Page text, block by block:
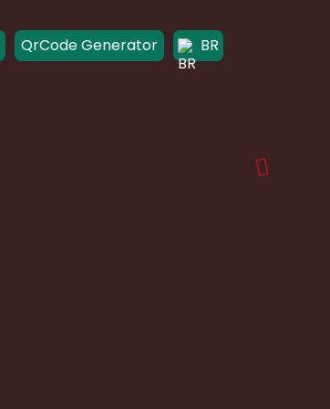
QrCode Generator BR